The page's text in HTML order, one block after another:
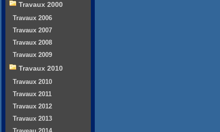
Travaux 2000
Travaux 2006
Travaux 2007
Travaux 2008
Travaux 2009
Travaux 2010
Travaux 2010
Travaux 2011
Travaux 2012
Travaux 2013